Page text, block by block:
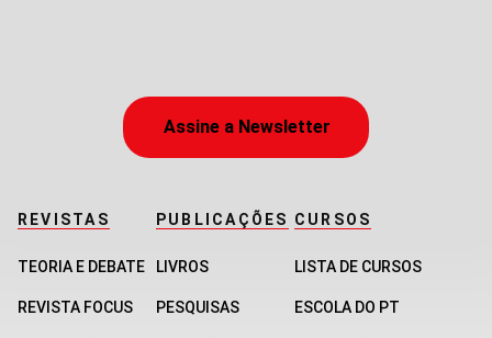
Assine a Newsletter
REVISTAS
TEORIA E DEBATE
REVISTA FOCUS
PUBLICAÇÕES
LIVROS
PESQUISAS
CURSOS
LISTA DE CURSOS
ESCOLA DO PT